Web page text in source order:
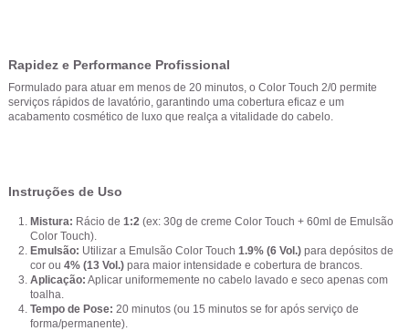
Rapidez e Performance Profissional
Formulado para atuar em menos de 20 minutos, o Color Touch 2/0 permite
serviços rápidos de lavatório, garantindo uma cobertura eficaz e um
acabamento cosmético de luxo que realça a vitalidade do cabelo.
Instruções de Uso
Mistura: Rácio de 1:2 (ex: 30g de creme Color Touch + 60ml de Emulsão
Color Touch).
Emulsão: Utilizar a Emulsão Color Touch 1.9% (6 Vol.) para depósitos de
cor ou 4% (13 Vol.) para maior intensidade e cobertura de brancos.
Aplicação: Aplicar uniformemente no cabelo lavado e seco apenas com
toalha.
Tempo de Pose: 20 minutos (ou 15 minutos se for após serviço de
forma/permanente).